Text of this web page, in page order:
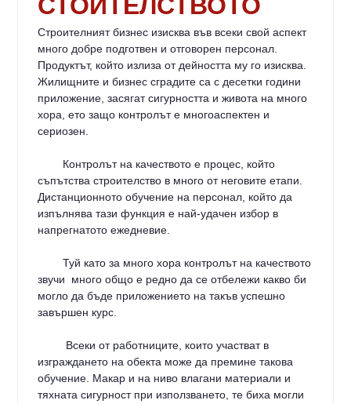
Строителният бизнес изисква във всеки свой аспект
много добре подготвен и отговорен персонал.
Продуктът, който излиза от дейността му го изисква.
Жилищните и бизнес сградите са с десетки години
приложение, засягат сигурността и живота на много
хора, ето защо контролът е многоаспектен и
сериозен.
Контролът на качеството е процес, който
съпътства строителство в много от неговите етапи.
Дистанционното обучение на персонал, който да
изпълнява тази функция е най-удачен избор в
напрегнатото ежедневие.
Туй като за много хора контролът на качеството
звучи много общо е редно да се отбележи какво би
могло да бъде приложението на такъв успешно
завършен курс.
Всеки от работниците, които участват в
изграждането на обекта може да премине такова
обучение. Макар и на ниво влагани материали и
тяхната сигурност при използването, те биха могли